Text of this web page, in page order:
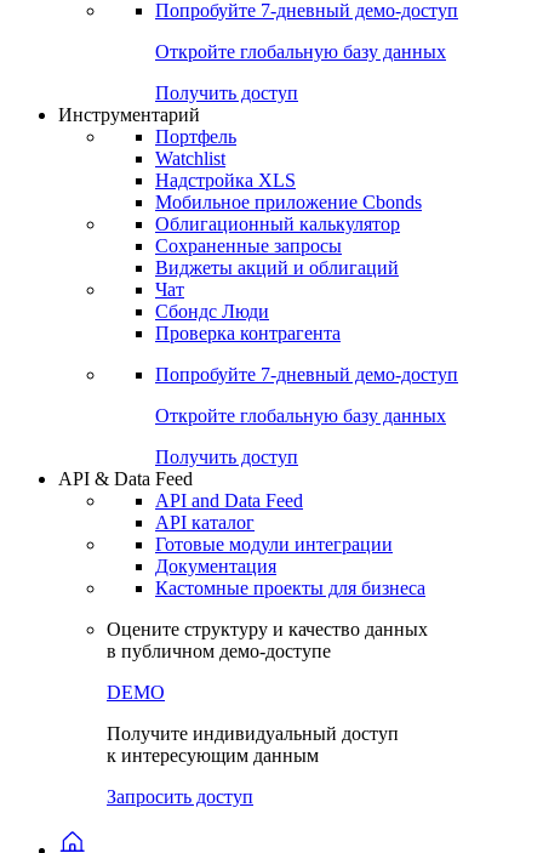
Прогнозы
Консенсусы
Попробуйте7-дневный
Откройте глобальную базу данных
Получить доступ
Инструментарий
Портфель
Watchlist
Надстройка XLS
Мобильное приложение Cbonds
Облигационный калькулятор
Сохраненные запросы
Чат
Проверка контрагента
Попробуйте7-дневный
Откройте глобальную базу данных
Получить доступ
API & Data Feed
API and Data Feed
Готовые модули интеграции
Документация
в публичном демо-доступе